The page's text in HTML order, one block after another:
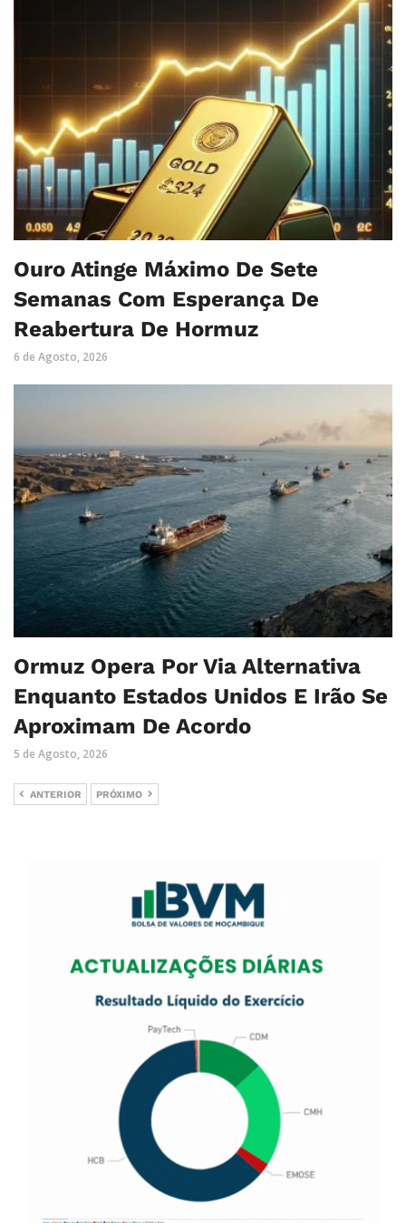
Ouro Atinge Máximo De Sete
Semanas Com Esperança De
Reabertura De Hormuz
6 de Agosto, 2026
Ormuz Opera Por Via Alternativa
Enquanto Estados Unidos E Irão Se
Aproximam De Acordo
5 de Agosto, 2026
ANTERIOR PRÓXIMO